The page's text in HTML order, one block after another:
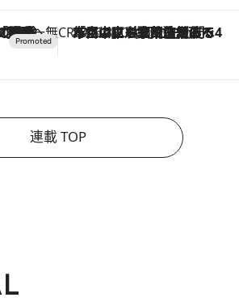
が待つ場所へ
野温泉 トンボの湯」で体験 CREA'S CHOICE
2026.8.7
「立川にも歌舞伎があるんだよ」 片岡仁左衛門・市川中車ら豪華座組みで4年目の立川立飛歌舞伎へ
連載 TOP